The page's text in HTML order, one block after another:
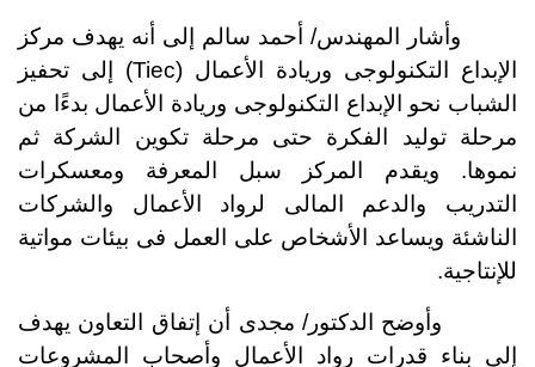
وأشار المهندس/ أحمد سالم إلى أنه يهدف مركز
الإبداع التكنولوجى وريادة الأعمال (Tiec) إلى تحفيز
الشباب نحو الإبداع التكنولوجى وريادة الأعمال بدءًا من
مرحلة توليد الفكرة حتى مرحلة تكوين الشركة ثم
نموها. ويقدم المركز سبل المعرفة ومعسكرات
التدريب والدعم المالى لرواد الأعمال والشركات
الناشئة ويساعد الأشخاص على العمل فى بيئات مواتية
للإنتاجية.
وأوضح الدكتور/ مجدى أن إتفاق التعاون يهدف
إلى بناء قدرات رواد الأعمال وأصحاب المشروعات